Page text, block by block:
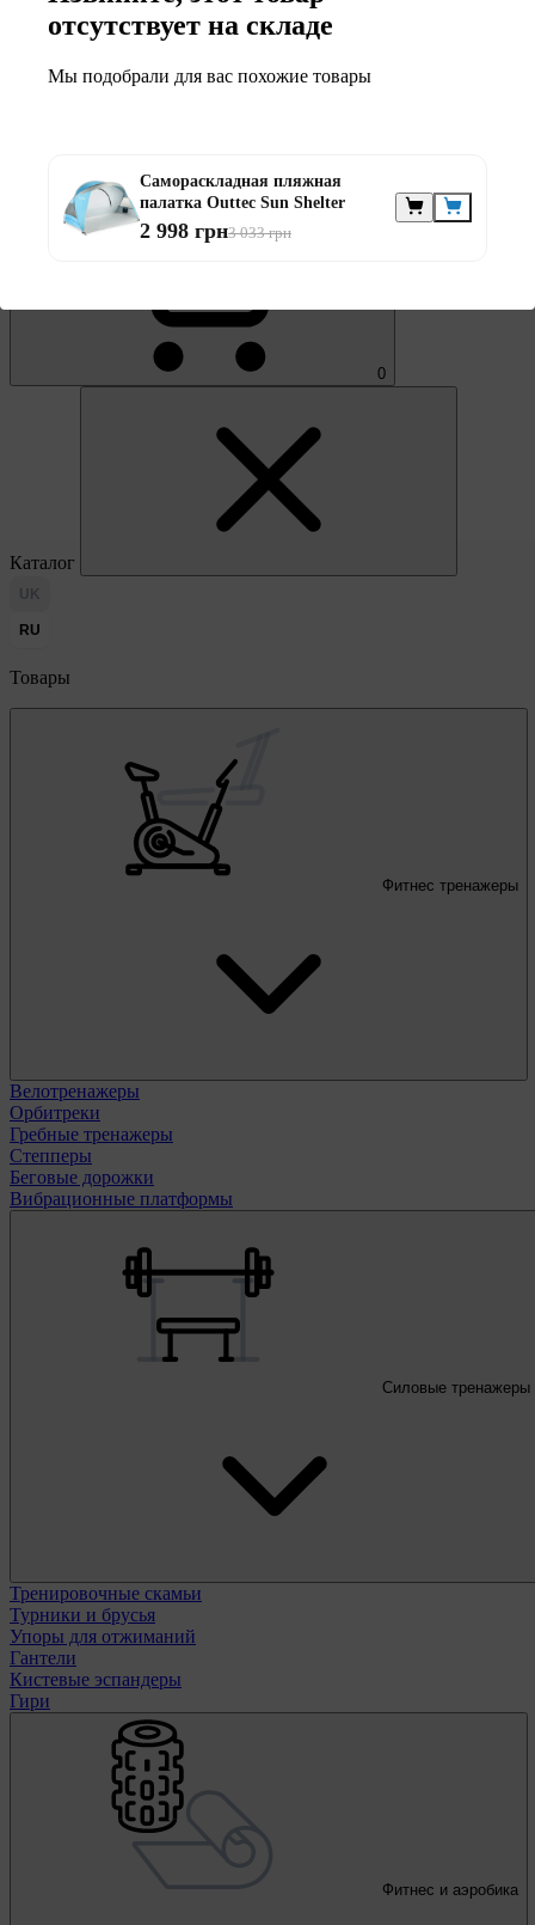
0
Каталог
UK
RU
Товары
Фитнес тренажеры
Велотренажеры
Орбитреки
Гребные тренажеры
Степперы
Беговые дорожки
Вибрационные платформы
Силовые тренажеры
Тренировочные скамьи
Турники и брусья
Упоры для отжиманий
Гантели
Кистевые эспандеры
Гири
Фитнес и аэробика
отсутствует на складе
Мы подобрали для вас похожие товары
Самораскладная пляжная
палатка Outtec Sun Shelter
2 998 грн3 033 грн